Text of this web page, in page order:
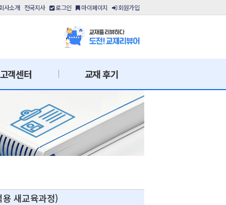
사소개 전국지사 로그인 마이페이지 회원가입
고객센터 교재 후기
새교육과정)